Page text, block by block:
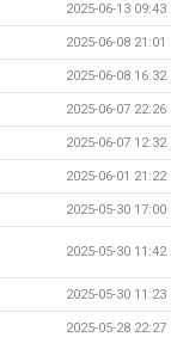
2025-06-13 09:43
2025-06-08 21:01
2025-06-08 16:32
2025-06-07 22:26
2025-06-07 12:32
2025-06-01 21:22
2025-05-30 17:00
2025-05-30 11:42
2025-05-30 11:23
2025-05-28 22:27